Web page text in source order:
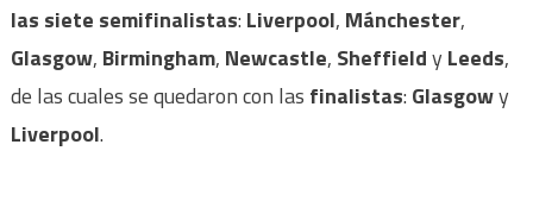
las siete semifinalistas: Liverpool, Mánchester,
Glasgow, Birmingham, Newcastle, Sheffieldy Leeds,
de las cuales se quedaron con las finalistas: Glasgowy
Liverpool.